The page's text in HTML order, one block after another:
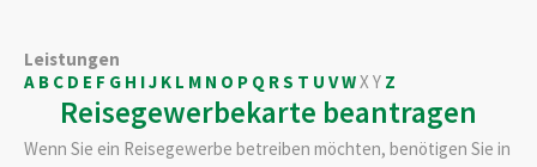
Leistungen
A B C D E F G H IJ K L M N O P Q RS T U VWXY Z
Reisegewerbekarte beantragen
Wenn Sie ein Reisegewerbe betreiben möchten, benötigen Sie in